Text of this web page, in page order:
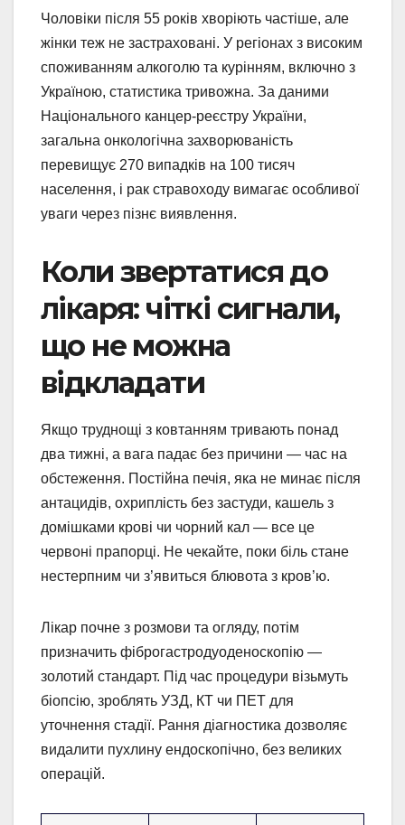
Чоловіки після 55 років хворіють частіше, але
жінки теж не застраховані. У регіонах з високим
споживанням алкоголю та курінням, включно з
Україною, статистика тривожна. За даними
Національного канцер-реєстру України,
загальна онкологічна захворюваність
перевищує 270 випадків на 100 тисяч
населення, і рак стравоходу вимагає особливої
уваги через пізнє виявлення.
Коли звертатися до
лікаря: чіткі сигнали,
що не можна
відкладати
Якщо труднощі з ковтанням тривають понад
два тижні, а вага падає без причини — час на
обстеження. Постійна печія, яка не минає після
антацидів, охриплість без застуди, кашель з
домішками крові чи чорний кал — все це
червоні прапорці. Не чекайте, поки біль стане
нестерпним чи з’явиться блювота з кров’ю.
Лікар почне з розмови та огляду, потім
призначить фіброгастродуоденоскопію —
золотий стандарт. Під час процедури візьмуть
біопсію, зроблять УЗД, КТ чи ПЕТ для
уточнення стадії. Рання діагностика дозволяє
видалити пухлину ендоскопічно, без великих
операцій.